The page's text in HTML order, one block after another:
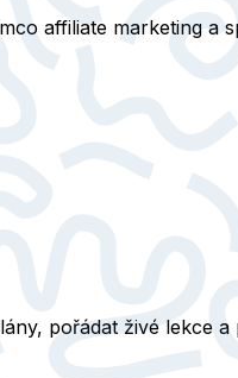
affiliate marketing a
pořádat živé lekce